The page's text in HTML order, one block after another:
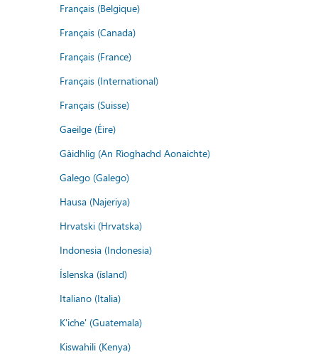
Français (Belgique)
Français (Canada)
Français (France)
Français (International)
Français (Suisse)
Gaeilge (Éire)
Gàidhlig (An Rìoghachd Aonaichte)
Galego (Galego)
Hausa (Najeriya)
Hrvatski (Hrvatska)
Indonesia (Indonesia)
Íslenska (ísland)
Italiano (Italia)
K'iche' (Guatemala)
Kiswahili (Kenya)